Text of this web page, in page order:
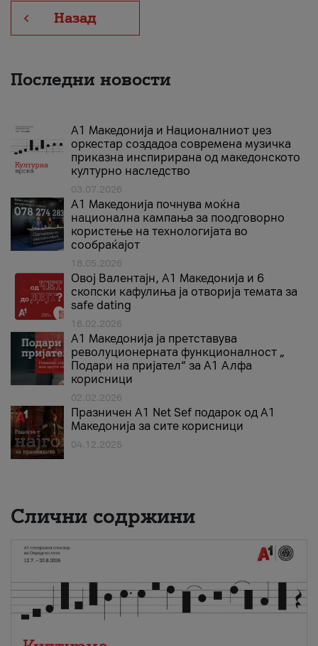
Назад
Последни новости
А1 Македонија и Националниот џез
оркестар создадоа современа музичка
приказна инспирирана од македонското
културно наследство
03.07.2026
A1 Македонија почнува моќна
национална кампања за поодговорно
користење на технологијата во
сообраќајот
18.05.2026
Овој Валентајн, A1 Македонија и 6
скопски кафулиња ја отворија темата за
safe dating
16.02.2026
А1 Македонија ја претставува
револуционерната функционалност „
Подари на пријател“ за А1 Алфа
корисници
02.02.2026
Празничен A1 Net Sеf подарок од А1
Македонија за сите корисници
04.12.2025
Слични содржини